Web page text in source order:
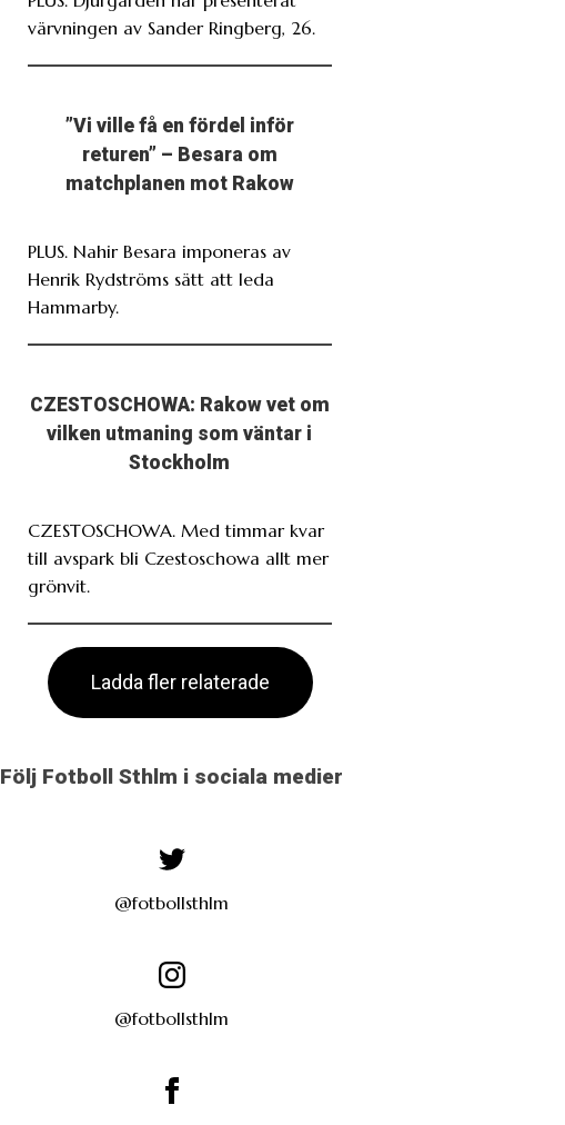
värvningen av Sander Ringberg, 26.
”Vi ville få en fördel inför
returen” – Besara om
matchplanen mot Rakow
PLUS. Nahir Besara imponeras av
Henrik Rydströms sätt att leda
Hammarby.
CZESTOSCHOWA: Rakow vet om
vilken utmaning som väntar i
Stockholm
CZESTOSCHOWA. Med timmar kvar
till avspark bli Czestoschowa allt mer
grönvit.
Ladda fler relaterade
Följ Fotboll Sthlm i sociala medier
@fotbollsthlm
@fotbollsthlm